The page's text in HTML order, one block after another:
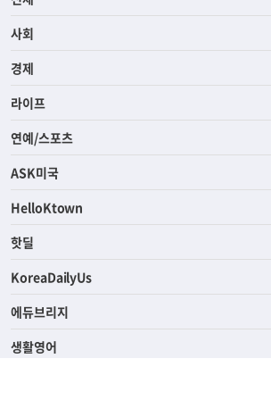
사회
경제
라이프
연예/스포츠
ASK미국
HelloKtown
핫딜
KoreaDailyUs
에듀브리지
생활영어